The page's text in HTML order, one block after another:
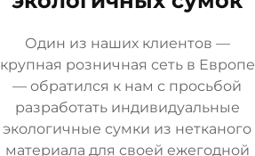
Один из наших клиентов —
крупная розничная сеть в Европе
— обратился к нам с просьбой
разработать индивидуальные
экологичные сумки из нетканого
материала для своей ежегодной